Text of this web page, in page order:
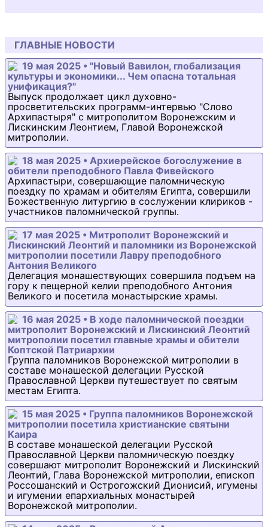
ГЛАВНЫЕ НОВОСТИ
19 мая 2025 • "Новый Вавилон, глобализация
культуры и экономики... Чем опасна тотальная
унификация?"
Выпуск продолжает цикл духовно-
просветительских программ-интервью "Слово
Архипастыря" с митрополитом Воронежским и
Лискинским Леонтием, Главой Воронежской
митрополии.
18 мая 2025 • Архиерейское богослужение в
обители преподобного Павла Фивейского
Архипастыри, совершающие паломническую
поездку по храмам и обителям Египта, совершили
Божественную литургию в сослужении клириков -
участников паломнической группы.
17 мая 2025 • Митрополит Воронежский и
Лискинский Леонтий и паломники из Воронежской
митрополии посетили Лавру преподобного
Антония Великого
Делегация монашествующих совершила подъем на
гору к пещерной келии преподобного Антония
Великого и посетила монастырские храмы.
16 мая 2025 • В ходе паломнической поездки
митрополит Воронежский и Лискинский Леонтий
митрополии посетил главные храмы и обители
Коптской Патриархии
Группа паломников Воронежской митрополии в
составе монашеской делегации Русской
Православной Церкви путешествует по святым
местам Египта.
15 мая 2025 • Группа паломников Воронежской
митрополии посетила христианские святыни
Каира
В составе монашеской делегации Русской
Православной Церкви паломническую поездку
совершают митрополит Воронежский и Лискинский
Леонтий, Глава Воронежской митрополии, епископ
Россошанский и Острогожский Дионисий, игумены
и игумении епархиальных монастырей
Воронежской митрополии.